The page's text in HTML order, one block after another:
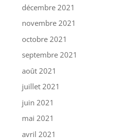
décembre 2021
novembre 2021
octobre 2021
septembre 2021
août 2021
juillet 2021
juin 2021
mai 2021
avril 2021